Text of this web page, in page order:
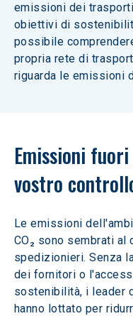
emissioni dei
obiettivi di
possibile
propria rete di
riguarda le emissioni
Emissioni
vostro
Le emissioni
CO₂ sono sembrati
spedizionieri. Senza
dei fornitori o
sostenibilità, i leader
hanno lottato per